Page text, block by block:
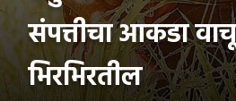
संपत्तीचा आकडा
भिरभिरतील